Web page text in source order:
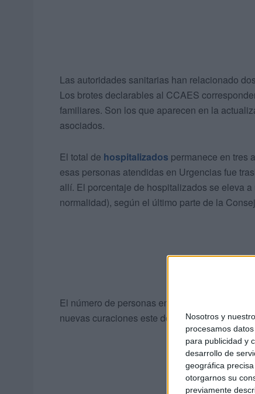
Nosotros y
procesamos
para publicidad y
desarrollo de
geográfica
otorgarnos su
previamente
Las autoridades sanitarias han relacionado
Los brotes declarables al CCAES
familiares. Son los que aparecen en la
asociados.
El total de hospitalizados permanece en tres
esas personas atendidas en Urgencias fue
allí. El porcentaje de hospitalizados se eleva
normalidad), según el último parte de la
El número de personas en aislamiento
nuevas curaciones este domingo.